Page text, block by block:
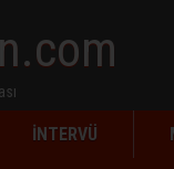
İNTERVÜ